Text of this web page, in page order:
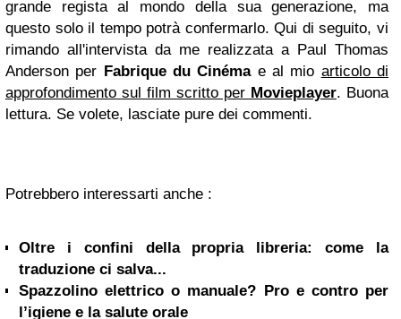
grande regista al mondo della sua generazione, ma
questo solo il tempo potrà confermarlo. Qui di seguito, vi
rimando all'intervista da me realizzata a Paul Thomas
Anderson per Fabrique du Cinémae al mio articolo di
approfondimento sul film scritto per Movieplayer. Buona
lettura. Se volete, lasciate pure dei commenti.
Potrebbero interessarti anche :
Oltre i confini della propria libreria: come la
traduzione ci salva...
Spazzolino elettrico o manuale? Pro e contro per
l’igiene e la salute orale